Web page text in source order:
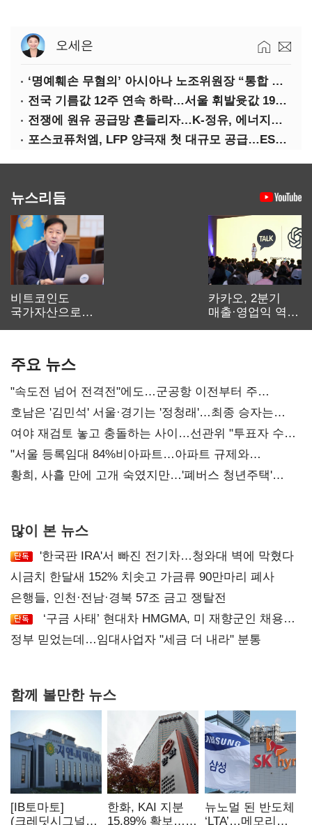
오세은
‘명예훼손 무혐의’ 아시아나 노조위원장 “통합 위해 법적 대응 않겠다”
전국 기름값 12주 연속 하락…서울 휘발윳값 1909원
전쟁에 원유 공급망 흔들리자…K-정유, 에너지안보 핵심으로 재부상
포스코퓨처엠, LFP 양극재 첫 대규모 공급…ESS 시장 공략
뉴스리듬
비트코인도
국가자산으로…'
카카오, 2분기
매출·영업익 역대
주요 뉴스
"속도전 넘어 전격전"에도…군공항 이전부터 주
52시간까지 '뇌관'
호남은 '김민석' 서울·경기는 '정청래'…최종 승자는
'안갯속'
여야 재검토 놓고 충돌하는 사이…선관위 "투표자 수
오차 당연"
"서울 등록임대 84%비아파트…아파트 규제와
달리해야"
황희, 사흘 만에 고개 숙였지만…'폐버스 청년주택'
많이 본 뉴스
'한국판 IRA'서 빠진 전기차…청와대 벽에 막혔다
시금치 한달새 152% 치솟고 가금류 90만마리 폐사
은행들, 인천·전남·경북 57조 금고 쟁탈전
‘구금 사태’ 현대차 HMGMA, 미 재향군인 채용
확대로 분위기 반전
정부 믿었는데…임대사업자 "세금 더 내라" 분통
함께 볼만한 뉴스
[IB토마토]
(크레딧시그널)
한화, KAI 지분
15.89% 확보…
뉴노멀 된 반도체
‘LTA’…메모리